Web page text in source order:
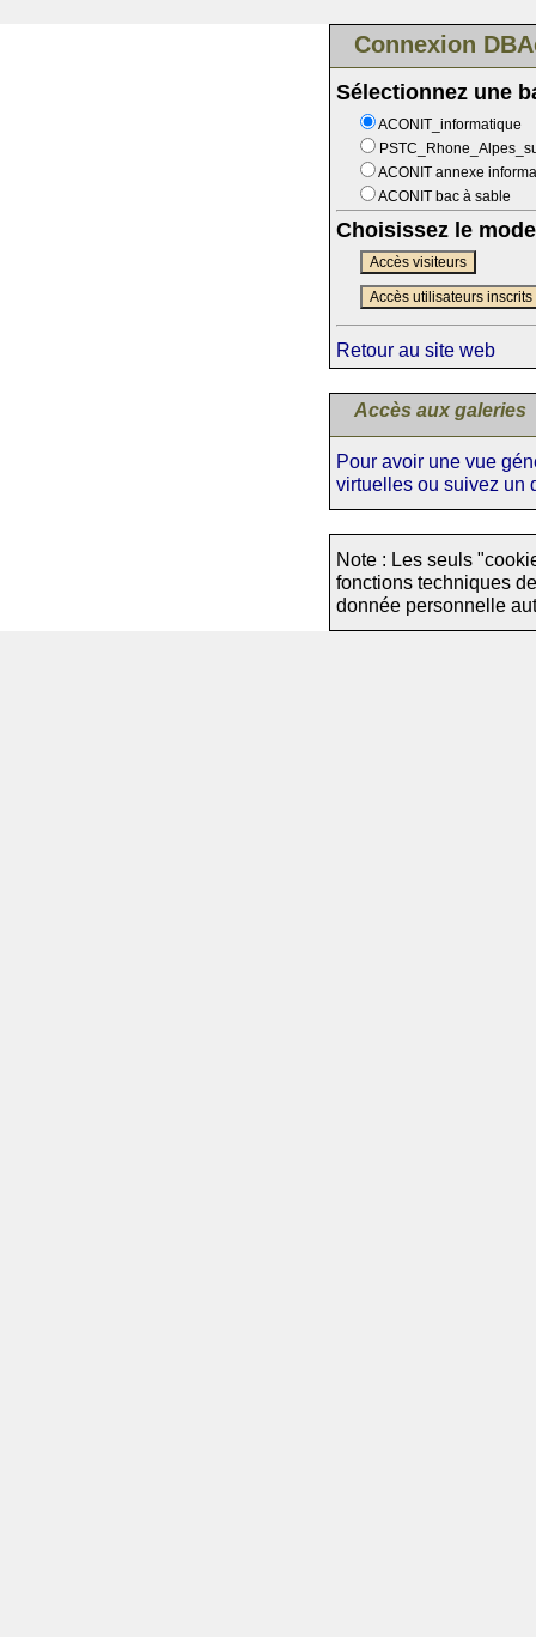
Connexion
Sélectionnez une
ACONIT_informatique
ACONIT annexe
ACONIT bac à sable
Choisissez le
Accès visiteurs
Accès utilisateurs inscrits
Retour au site web
Accès aux galeries
Pour avoir une vue
virtuelles ou suivez un
Note : Les seuls
fonctions techniques
donnée personnelle